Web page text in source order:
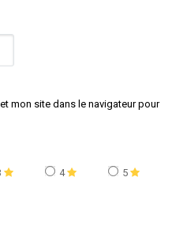
mon site dans le navigateur pour
4 5